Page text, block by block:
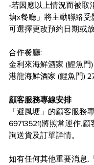
-若因應以上情況而被取
塘x餐廳」將主動聯絡受
可選擇更改預約日期或放
合作餐廳:
金利來海鮮酒家 (鯉魚門
港龍海鮮酒家 (鯉魚門)
顧客服務專線安排
「避風塘」的顧客服務
69713521)將照常運作,
詢送貨及訂單詳情。
如有任何其他重要消息,